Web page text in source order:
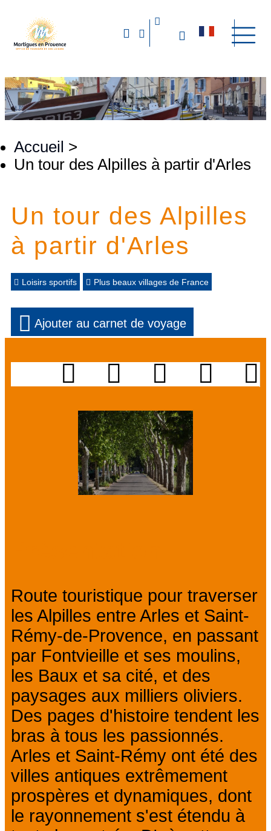
Accueil >
Un tour des Alpilles à partir d'Arles
Un tour des Alpilles
à partir d'Arles
Loisirs sportifs Plus beaux villages de France
Ajouter au carnet de voyage
Route touristique pour traverser
les Alpilles entre Arles et Saint-
Rémy-de-Provence, en passant
par Fontvieille et ses moulins,
les Baux et sa cité, et des
paysages aux milliers oliviers.
Des pages d'histoire tendent les
bras à tous les passionnés.
Arles et Saint-Rémy ont été des
villes antiques extrêmement
prospères et dynamiques, dont
le rayonnement s'est étendu à